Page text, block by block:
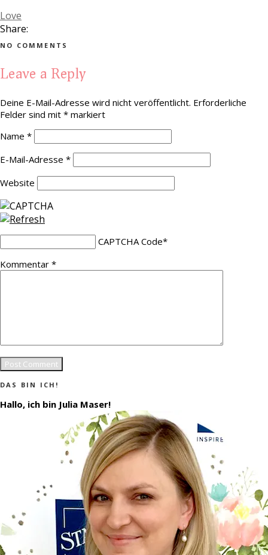
Love
Share:
NO COMMENTS
Leave a Reply
Deine E-Mail-Adresse wird nicht veröffentlicht. Erforderliche
Felder sind mit * markiert
Name *
E-Mail-Adresse *
Website
CAPTCHA Code*
Kommentar *
DAS BIN ICH!
Hallo, ich bin Julia Maser!